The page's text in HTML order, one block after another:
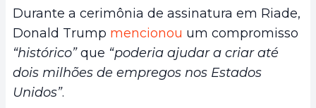
Durante a cerimônia de assinatura em Riade,
Donald Trump mencionou um compromisso
“histórico”que “poderia ajudar a criar até
dois milhões de empregos nos Estados
Unidos”.